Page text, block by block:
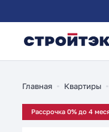
1-
Главная Квартиры
Рассрочка 0% до 4